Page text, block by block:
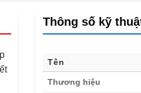
Thông số kỹ
Tên
Thương hiệu